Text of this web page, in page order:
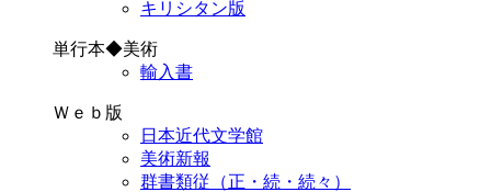
キリシタン版
単行本◆美術
輸入書
Ｗｅｂ版
日本近代文学館
美術新報
群書類従（正・続・続々）